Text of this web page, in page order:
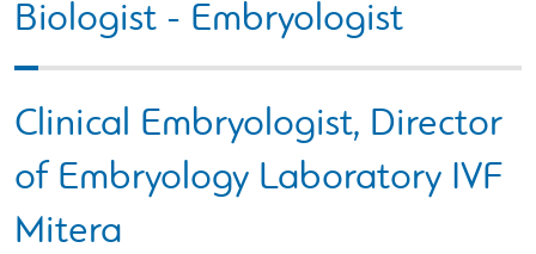
Biologist - Embryologist
Clinical Embryologist, Director
of Embryology Laboratory IVF
Mitera